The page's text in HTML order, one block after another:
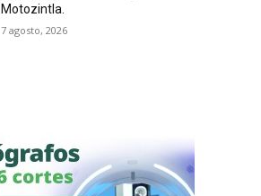
Motozintla.
7 agosto, 2026